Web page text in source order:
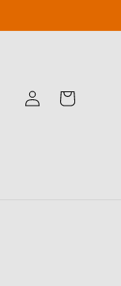
Connexion Panier